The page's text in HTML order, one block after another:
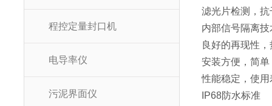
程控定量封口机
电导率仪
污泥界面仪
滤光片检测，
内部信号隔离
良好的再现性
安装方便，简
性能稳定，使用
IP68防水标准